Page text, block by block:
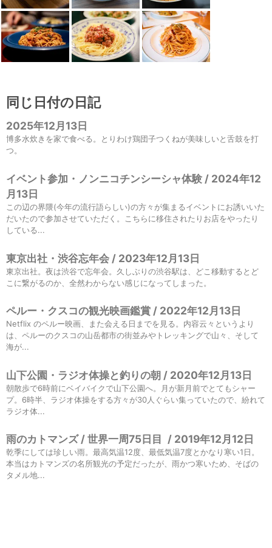
同じ日付の日記
2025年12月13日
博多水炊きを家で食べる。とりわけ鶏団子つくねが美味しいと舌鼓を打
つ。
イベント参加・ノンニコチンシーシャ体験 / 2024年12
月13日
この辺の界隈(今年の流行語らしい)の方々が集まるイベントにお誘いいた
だいたので参加させていただく。こちらに移住されたりお店をやったり
している...
東京出社・渋谷忘年会 / 2023年12月13日
東京出社。夜は渋谷で忘年会。久しぶりの渋谷駅は、どこ移動するとど
こに繋がるのか、全然わからない感じになってしまった。
ペルー・クスコの観光映画鑑賞 / 2022年12月13日
Netflix のペルー映画、また会える日までを見る。内容云々というより
は、ペルーのクスコの山岳都市の街並みやトレッキングで山々、そして
海が...
山下公園・ラジオ体操と釣りの朝 / 2020年12月13日
朝散歩で6時前にベイバイクで山下公園へ。月が新月前でとてもシャー
プ。6時半、ラジオ体操をする方々が30人ぐらい集っていたので、紛れて
ラジオ体...
雨のカトマンズ / 世界一周75日目 / 2019年12月12日
乾季にしては珍しい雨。最高気温12度、最低気温7度とかなり寒い1日。
本当はカトマンズの名所観光の予定だったが、雨かつ寒いため、そばの
タメル地...